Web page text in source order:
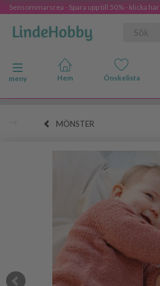
Sensommarsrea - Spara upp till 50% - klicka här
Ändra navigering
meny
MÖNSTER